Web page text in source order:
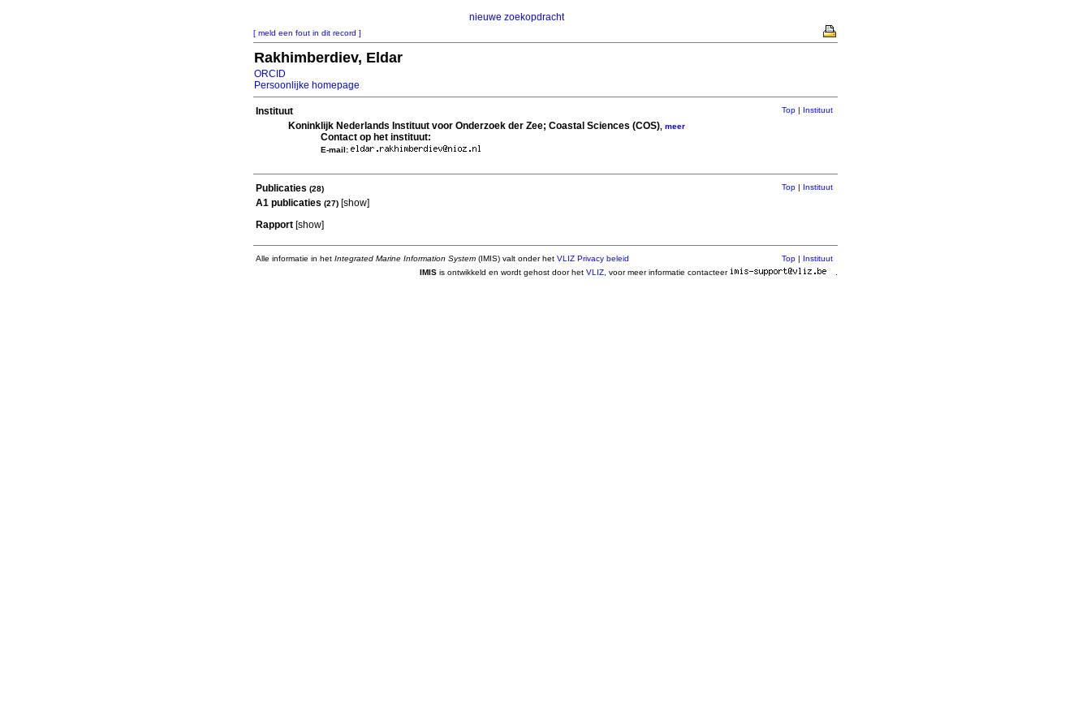
nieuwe zoekopdracht
[ meld een fout in dit record ]
Rakhimberdiev, Eldar
ORCID
Persoonlijke homepage
Instituut Top | Instituut
Koninklijk Nederlands Instituut voor Onderzoek der Zee; Coastal Sciences (COS) meer
Contact op het instituut:
E-mail:
Publicaties (28) Top | Instituut
A1 publicaties (27) [show]
Rapport [show]
Alle informatie in het Integrated Marine Information System (IMIS) valt onder het VLIZ Privacy beleid Top | Instituut
IMIS is ontwikkeld en wordt gehost door het VLIZ , voor meer informatie contacteer